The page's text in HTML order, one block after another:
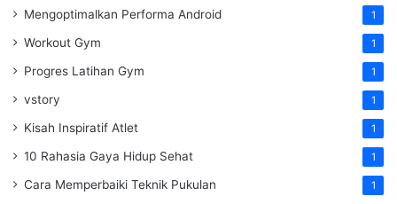
Mengoptimalkan Performa Android 1
Workout Gym 1
Progres Latihan Gym 1
vstory 1
Kisah Inspiratif Atlet 1
10 Rahasia Gaya Hidup Sehat 1
Cara Memperbaiki Teknik Pukulan 1